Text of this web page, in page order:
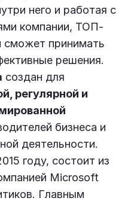
него и работая с
компании, ТОП-
принимать
решения.
создан для
регулярной и
бизнеса и
деятельности.
году, состоит из
Microsoft
Главным